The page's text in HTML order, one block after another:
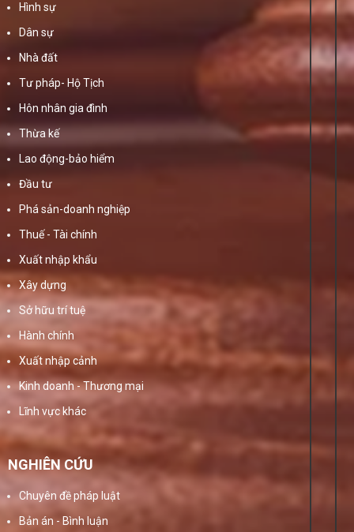
Hình sự
Dân sự
Nhà đất
Tư pháp- Hộ Tịch
Hôn nhân gia đình
Thừa kế
Lao động-bảo hiểm
Đầu tư
Phá sản-doanh nghiệp
Thuế - Tài chính
Xuất nhập khẩu
Xây dựng
Sở hữu trí tuệ
Hành chính
Xuất nhập cảnh
Kinh doanh - Thương mại
Lĩnh vực khác
NGHIÊN CỨU
Chuyên đề pháp luật
Bản án - Bình luận